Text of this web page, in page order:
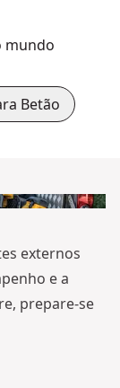
mundo
Betão
externos
e a
prepare-se